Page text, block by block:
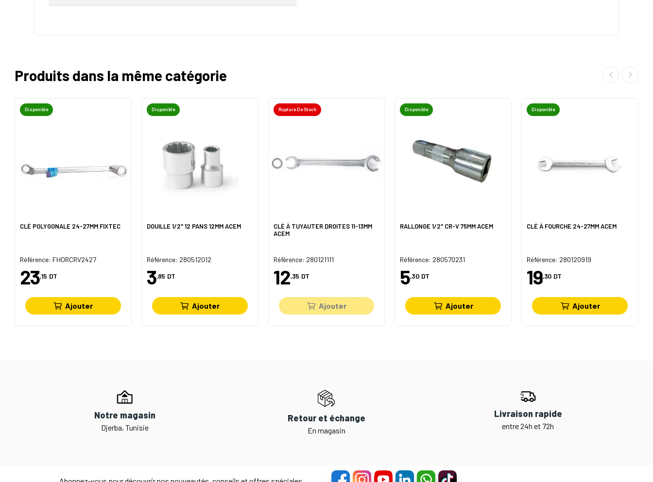
Produits dans la même catégorie
Disponible
CLÉ POLYGONALE 24-27MM FIXTEC
Référence: FHORCRV2427
23,15 DT
Ajouter
Disponible
DOUILLE 1/2" 12 PANS 12MM ACEM
Référence: 280512012
3,85 DT
Ajouter
Rupture De Stock
CLÉ À TUYAUTER DROITES 11-13MM
ACEM
Référence: 280121111
12,35 DT
Ajouter
Disponible
RALLONGE 1/2" CR-V 75MM ACEM
Référence: 280570231
5,30 DT
Ajouter
Disponible
CLÉ À FOURCHE 24-27MM ACEM
Référence: 280120919
19,30 DT
Ajouter
Notre magasin
Djerba, Tunisie
Retour et échange
En magasin
Livraison rapide
entre 24h et 72h